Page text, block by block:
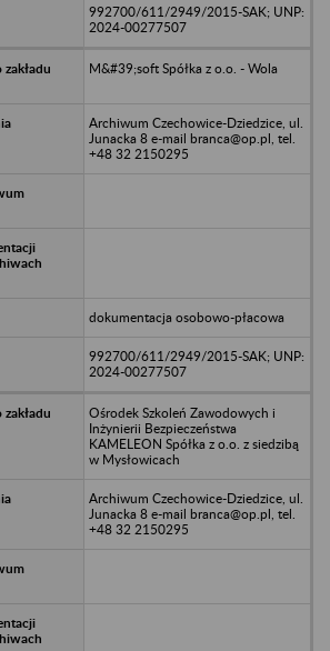
992700/611/2949/2015-SAK; UNP:
2024-00277507
M&#39;soft Spółka z o.o. - Wola
Archiwum Czechowice-Dziedzice, ul.
Junacka 8 e-mail branca@op.pl, tel.
+48 32 2150295
dokumentacja osobowo-płacowa
992700/611/2949/2015-SAK; UNP:
2024-00277507
Ośrodek Szkoleń Zawodowych i
Inżynierii Bezpieczeństwa
KAMELEON Spółka z o.o. z siedzibą
w Mysłowicach
Archiwum Czechowice-Dziedzice, ul.
Junacka 8 e-mail branca@op.pl, tel.
+48 32 2150295